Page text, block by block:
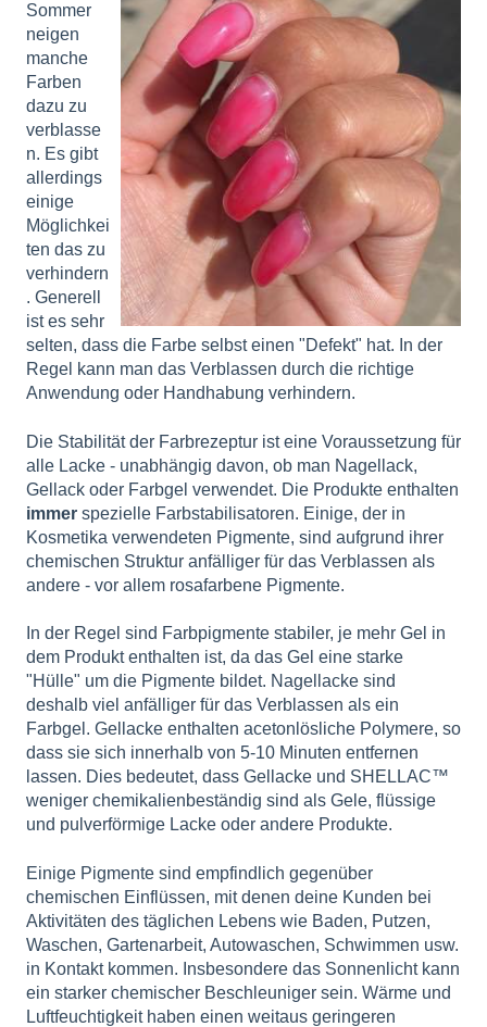
Sommer
neigen
manche
Farben
dazu zu
verblasse
n. Es gibt
allerdings
einige
Möglichkei
ten das zu
verhindern
. Generell
ist es sehr
selten, dass die Farbe selbst einen "Defekt" hat. In der
Regel kann man das Verblassen durch die richtige
Anwendung oder Handhabung verhindern.
Die Stabilität der Farbrezeptur ist eine Voraussetzung für
alle Lacke - unabhängig davon, ob man Nagellack,
Gellack oder Farbgel verwendet. Die Produkte enthalten
immer spezielle Farbstabilisatoren. Einige, der in
Kosmetika verwendeten Pigmente, sind aufgrund ihrer
chemischen Struktur anfälliger für das Verblassen als
andere - vor allem rosafarbene Pigmente.
In der Regel sind Farbpigmente stabiler, je mehr Gel in
dem Produkt enthalten ist, da das Gel eine starke
"Hülle" um die Pigmente bildet. Nagellacke sind
deshalb viel anfälliger für das Verblassen als ein
Farbgel. Gellacke enthalten acetonlösliche Polymere, so
dass sie sich innerhalb von 5-10 Minuten entfernen
lassen. Dies bedeutet, dass Gellacke und SHELLAC™
weniger chemikalienbeständig sind als Gele, flüssige
und pulverförmige Lacke oder andere Produkte.
Einige Pigmente sind empfindlich gegenüber
chemischen Einflüssen, mit denen deine Kunden bei
Aktivitäten des täglichen Lebens wie Baden, Putzen,
Waschen, Gartenarbeit, Autowaschen, Schwimmen usw.
in Kontakt kommen. Insbesondere das Sonnenlicht kann
ein starker chemischer Beschleuniger sein. Wärme und
Luftfeuchtigkeit haben einen weitaus geringeren